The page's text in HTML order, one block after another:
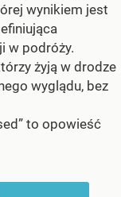
wynikiem jest
w podróży.
żyją w drodze
wyglądu, bez
to opowieść